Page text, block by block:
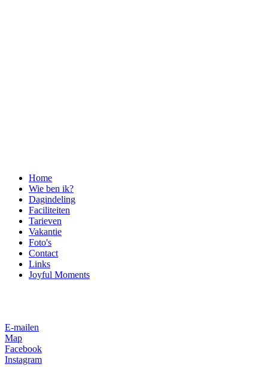
Home
Wie ben ik?
Dagindeling
Faciliteiten
Tarieven
Vakantie
Foto's
Contact
Links
Joyful Moments
E-mailen
Map
Facebook
Instagram